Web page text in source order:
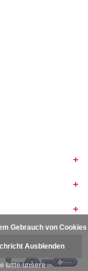
Gebrauch von Cookies
Ausblenden
bitte unsere